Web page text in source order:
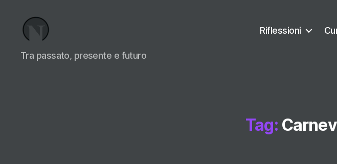
Necrologi
Italia,
Tra passato, presente e futuro
Riflessioni
Tag: